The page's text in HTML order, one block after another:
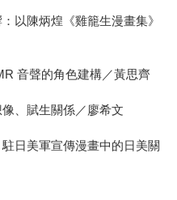
以陳炳煌《雞籠生漫畫集》
音聲的角色建構／黃思齊
、賦生關係／廖希文
日美軍宣傳漫畫中的日美關